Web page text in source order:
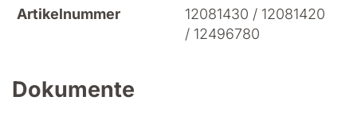
Artikelnummer
12081430 / 12081420
/ 12496780
Dokumente